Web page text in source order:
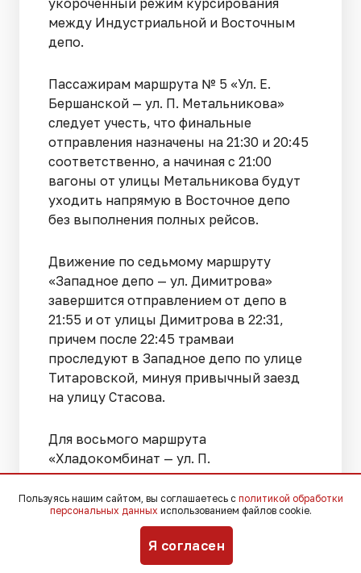
укороченный режим курсирования
между Индустриальной и Восточным
депо.
Пассажирам маршрута № 5 «Ул. Е.
Бершанской — ул. П. Метальникова»
следует учесть, что финальные
отправления назначены на 21:30 и 20:45
соответственно, а начиная с 21:00
вагоны от улицы Метальникова будут
уходить напрямую в Восточное депо
без выполнения полных рейсов.
Движение по седьмому маршруту
«Западное депо — ул. Димитрова»
завершится отправлением от депо в
21:55 и от улицы Димитрова в 22:31,
причем после 22:45 трамваи
проследуют в Западное депо по улице
Титаровской, минуя привычный заезд
на улицу Стасова.
Для восьмого маршрута
«Хладокомбинат — ул. П.
Метальникова» установлено
предельное время выезда в 21:57 и
21:09, а после 21:45 техника
конечной остановки на улице
Пользуясь нашим сайтом, вы соглашаетесь с политикой обработки
персональных данных использованием файлов cookie.
Я согласен